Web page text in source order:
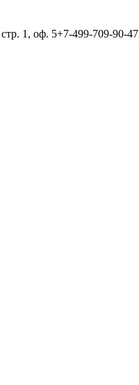
стр. 1, оф. 5+7-499-709-90-47